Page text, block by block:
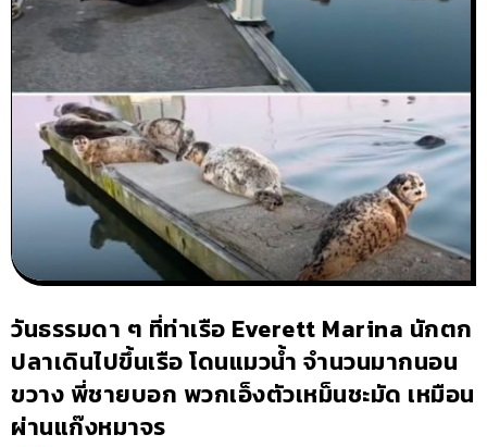
วันธรรมดา ๆ ที่ท่าเรือ Everett Marina นักตก
ปลาเดินไปขึ้นเรือ โดนแมวน้ำ จำนวนมากนอน
ขวาง พี่ชายบอก พวกเอ็งตัวเหม็นชะมัด เหมือน
ผ่านแก๊งหมาจร